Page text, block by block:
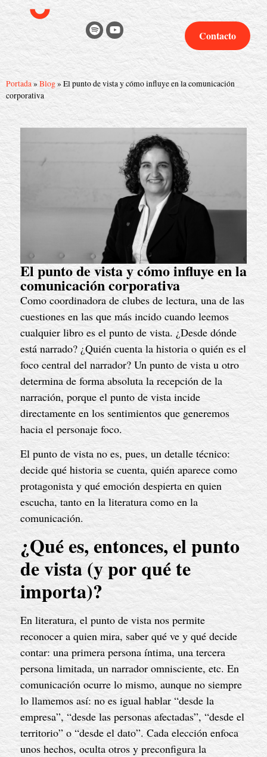
Contacto
Portada» Blog» El punto de vista y cómo influye en la comunicación
corporativa
El punto de vista y cómo influye en la
comunicación corporativa
Como coordinadora de clubes de lectura, una de las
cuestiones en las que más incido cuando leemos
cualquier libro es el punto de vista. ¿Desde dónde
está narrado? ¿Quién cuenta la historia o quién es el
foco central del narrador? Un punto de vista u otro
determina de forma absoluta la recepción de la
narración, porque el punto de vista incide
directamente en los sentimientos que generemos
hacia el personaje foco.
El punto de vista no es, pues, un detalle técnico:
decide qué historia se cuenta, quién aparece como
protagonista y qué emoción despierta en quien
escucha, tanto en la literatura como en la
comunicación.
¿Qué es, entonces, el punto
de vista (y por qué te
importa)?
En literatura, el punto de vista nos permite
reconocer a quien mira, saber qué ve y qué decide
contar: una primera persona íntima, una tercera
persona limitada, un narrador omnisciente, etc. En
comunicación ocurre lo mismo, aunque no siempre
lo llamemos así: no es igual hablar “desde la
empresa”, “desde las personas afectadas”, “desde el
territorio” o “desde el dato”. Cada elección enfoca
unos hechos, oculta otros y preconfigura la